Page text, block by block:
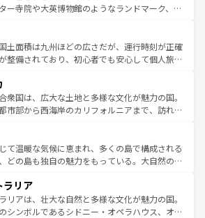
以外の地域にも魅力が溢れており、どの街角に
足を運ぶとそれぞれで全く異なる文化を体験で
きるだろう。 なお、新着のフランス情報はコンテンツ一覧
ほしい。
川沿いのワイン畑といった風景は必見。ビール
な人にはぜひ体験してほしい。 なお、新着の
はコンテンツ一覧を参照してほしい。
ー寺院や大英博物館のようなランドマーク、歴
異なる魅力がある。また、優雅なアフタヌーン
ール好きにはたまらない英国パブ、サッカー観
場だからこそできる体験も豊富。イギリスを旅
参照してほしい。
土面積は九州ほどの広さだが、運行時刻が正確
整備されており、初心者でも安心して個人旅行
のまま残る町や、スイスならではのユニークな
り、アルプス観光だけでなく町歩きも満喫する
る。国民の所得が高いため物価も高いが、旅行
無料で観光を楽しむこともできる。 なお、新
情報はコンテンツ一覧 を参照してほしい。
衆国は、広大な土地と多様な文化が魅力の国。
市部から西海岸のカリフォルニアまで、訪れる
大都市は、観光、ショッピング、エンターテイ
詰まった刺激的なスポットだ。一方、アメリカ
自然が広がり、グランドキャニオンやイエロー
オーリンズでは、音楽と美食が融合した独特の
。旅行者はアメリカの各地域で異なる魅力を楽
、その多様性と豊かな歴史を感じることができ
て温暖な気候に恵まれ、多くの島で構成される
どの島も独自の魅力をもっている。大自然の神
逃せない。また、定番の観光地といえばオアフ
かな自然を求めるならマウイ島やカウアイ島が
エメラルドグリーンに輝く海をはじめ、豊かな
ラリア
リアは、壮大な自然と多様な文化が魅力の国。
シンボルであるシドニー・オペラハウス、オー